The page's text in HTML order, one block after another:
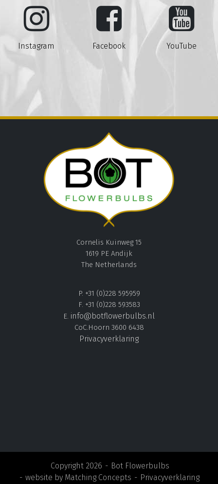
Instagram Facebook YouTube
Cornelis Kuinweg 15
1619 PE Andijk
The Netherlands
P. +31 (0)228 595959
F. +31 (0)228 593583
E. info@botflowerbulbs.nl
CoC.Hoorn 3600 6438
Privacyverklaring
Copyright 2026
Bot Flowerbulbs
website by Matching Concepts Privacyverklaring